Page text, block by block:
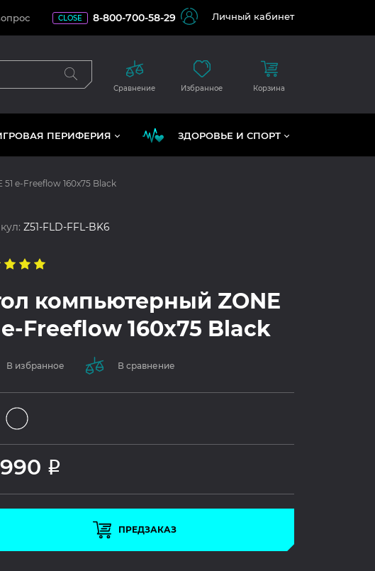
CLOSE 8-800-700-58-29 Личный кабинет
Сравнение Избранное Корзина
ПЕРИФЕРИЯ ЗДОРОВЬЕ И СПОРТ
e-Freeflow 160x75 Black
Z51-FLD-FFL-BK6
компьютерный ZONE
e-Freeflow 160x75 Black
В избранное В сравнение
Р
ПРЕДЗАКАЗ